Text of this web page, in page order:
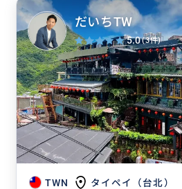
TWN タイペイ（台北）
だいちTW
5.0(3件)